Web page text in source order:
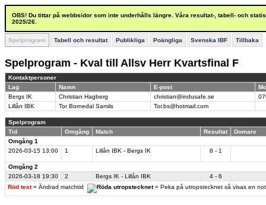
OBS! Du tittar på webbsidor som inte underhålls längre. Våra resultat-, tabell- och
2025/26.
Spelprogram Tabell och resultat Publikliga Poängliga Svenska IBF Tillbaka
Spelprogram - Kval till Allsv Herr Kvartsfinal F
Kontaktpersoner
Lag
Namn E-post
Bergs IK
Christian Hagberg christian@indusafe.se
Lillån IBK
Tor Bornedal Samils Tor.bs@hotmail.com
Spelprogram
Tid
Omgång Match Resultat Domare
Röd text = Ändrad matchtid = Peka på utropstecknet så visas en
Omgång 1
2026-03-15 13:00 1 Lillån IBK - Bergs IK 8 - 1
Omgång 2
2026-03-18 19:30 2 Bergs IK - Lillån IBK 4 - 6